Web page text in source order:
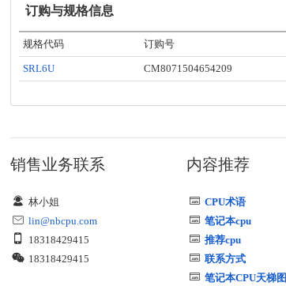
订购与规格信息
规格代码 订购号
SRL6U CM8071504654209
销售业务联系
林小姐
lin@nbcpu.com
18318429415
18318429415
内容推荐
CPU术语
笔记本cpu
推荐cpu
联系方式
笔记本CPU天梯图